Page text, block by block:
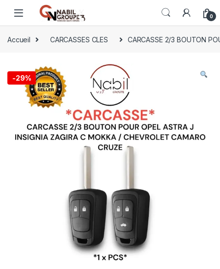
0
Accueil CARCASSES CLES CARCASSE 2/3 BOUTON
-29%